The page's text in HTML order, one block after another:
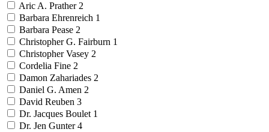
Aric A. Prather 2
Barbara Ehrenreich 1
Barbara Pease 2
Christopher G. Fairburn 1
Christopher Vasey 2
Cordelia Fine 2
Damon Zahariades 2
Daniel G. Amen 2
David Reuben 3
Dr. Jacques Boulet 1
Dr. Jen Gunter4